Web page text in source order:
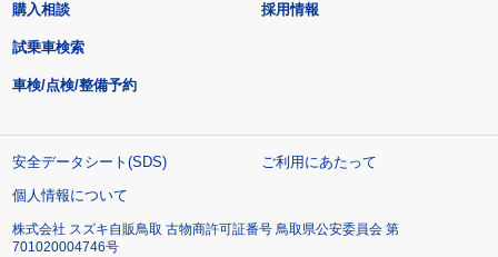
購入相談
試乗車検索
車検/点検/整備予約
採用情報
安全データシート(SDS)
ご利用にあたって
個人情報について
株式会社 スズキ自販鳥取 古物商許可証番号 鳥取県公安委員会 第
701020004746号